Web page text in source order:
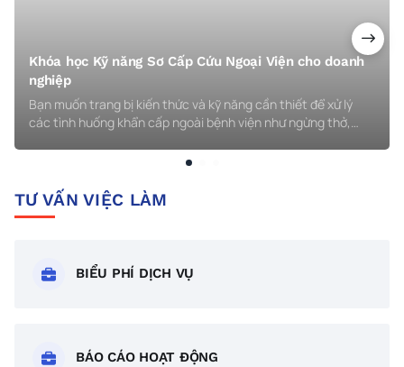
Khóa học Kỹ năng Sơ Cấp Cứu Ngoại Viện cho doanh
nghiệp
Bạn muốn trang bị kiến thức và kỹ năng cần thiết để xử lý
các tình huống khẩn cấp ngoài bệnh viện như ngừng thở,
chất? Khóa học Kỹ năng Sơ Cấp Cứu Ngoại Viện của WEDC
TƯ VẤN VIỆC LÀM
BIỂU PHÍ DỊCH VỤ
BÁO CÁO HOẠT ĐỘNG